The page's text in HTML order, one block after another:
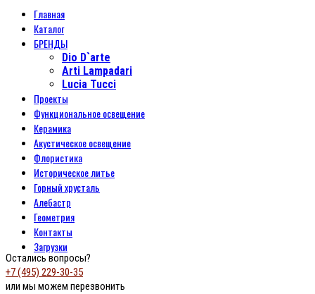
Главная
Каталог
БРЕНДЫ
Dio D`arte
Arti Lampadari
Lucia Tucci
Проекты
Функциональное освещение
Керамика
Акустическое освещение
Флористика
Историческое литье
Горный хрусталь
Алебастр
Геометрия
Контакты
Загрузки
Остались вопросы?
+7 (495) 229-30-35
или мы можем перезвонить